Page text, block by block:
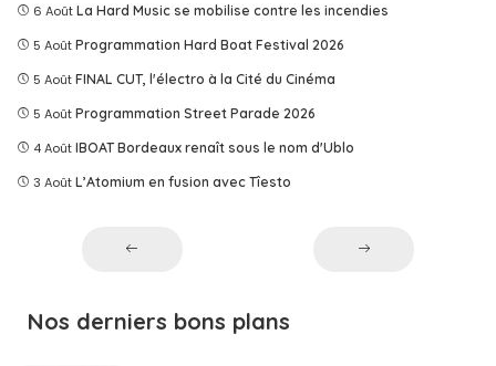
6 Août La Hard Music se mobilise contre les incendies
5 Août Programmation Hard Boat Festival 2026
5 Août FINAL CUT, l'électro à la Cité du Cinéma
5 Août Programmation Street Parade 2026
4 Août IBOAT Bordeaux renaît sous le nom d'Ublo
3 Août L’Atomium en fusion avec Tîesto
Nos derniers bons plans